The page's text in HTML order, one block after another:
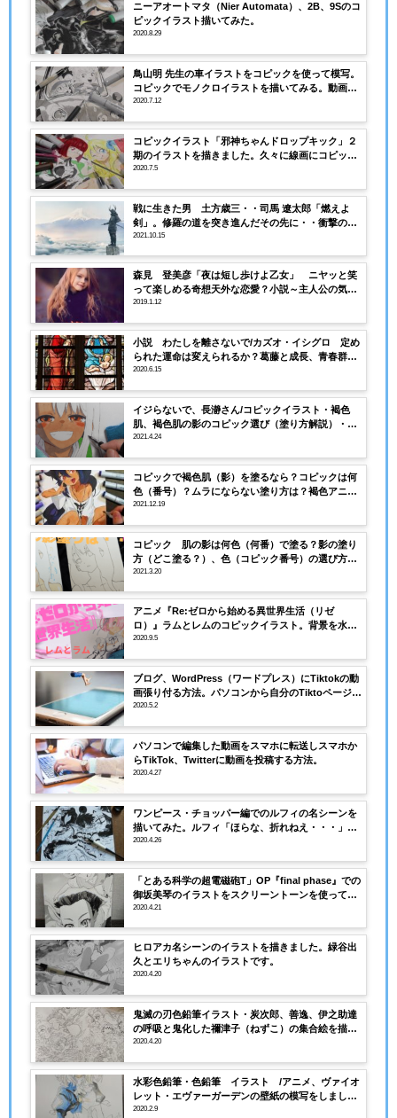
ニーアオートマタ（Nier Automata）、2B、9Sのコ
ピックイラスト描いてみた。
2020.8.29
鳥山明 先生の車イラストをコピックを使って模写。
コピックでモノクロイラストを描いてみる。動画あ
り
2020.7.12
コピックイラスト「邪神ちゃんドロップキック」２
期のイラストを描きました。久々に線画にコピック
マルチライナー を使いました。動画付き
2020.7.5
戦に生きた男 土方歳三・・司馬 遼太郎「燃えよ
剣」。修羅の道を突き進んだその先に・・衝撃のラ
ストが忘れられない
2021.10.15
森見 登美彦「夜は短し歩けよ乙女」 ニヤッと笑
って楽しめる奇想天外な恋愛？小説～主人公の気持
ちは彼女に届くのか・・・それとも・・
2019.1.12
小説 わたしを離さないで/カズオ・イシグロ 定め
られた運命は変えられるか？葛藤と成長、青春群像
劇。
2020.6.15
イジらないで、長瀞さん/コピックイラスト・褐色
肌、褐色肌の影のコピック選び（塗り方解説）・塗
り絵用の線画あり
2021.4.24
コピックで褐色肌（影）を塗るなら？コピックは何
色（番号）？ムラにならない塗り方は？褐色アニメ
キャラ・ジャヒー様を描いてみた。
2021.12.19
コピック 肌の影は何色（何番）で塗る？影の塗り
方（どこ塗る？）、色（コピック番号）の選び方
は？
2021.3.20
アニメ『Re:ゼロから始める異世界生活（リゼ
ロ）』ラムとレムのコピックイラスト。背景を水彩
絵具で。動画あり
2020.9.5
ブログ、WordPress（ワードプレス）にTiktokの動
画張り付る方法。パソコンから自分のTiktoページに
行く。
2020.5.2
パソコンで編集した動画をスマホに転送しスマホか
らTikTok、Twitterに動画を投稿する方法。
2020.4.27
ワンピース・チョッパー編でのルフィの名シーンを
描いてみた。ルフィ「ほらな、折れねえ・・・」動
画あり
2020.4.26
「とある科学の超電磁砲T」OP『final phase』での
御坂美琴のイラストをスクリーントーンを使って描
きました。
2020.4.21
ヒロアカ名シーンのイラストを描きました。緑谷出
久とエリちゃんのイラストです。
2020.4.20
鬼滅の刃色鉛筆イラスト・炭次郎、善逸、伊之助達
の呼吸と鬼化した禰津子（ねずこ）の集合絵を描き
ました。
2020.4.20
水彩色鉛筆・色鉛筆 イラスト /アニメ、ヴァイオ
レット・エヴァーガーデンの壁紙の模写をしまし
た。
2020.2.9